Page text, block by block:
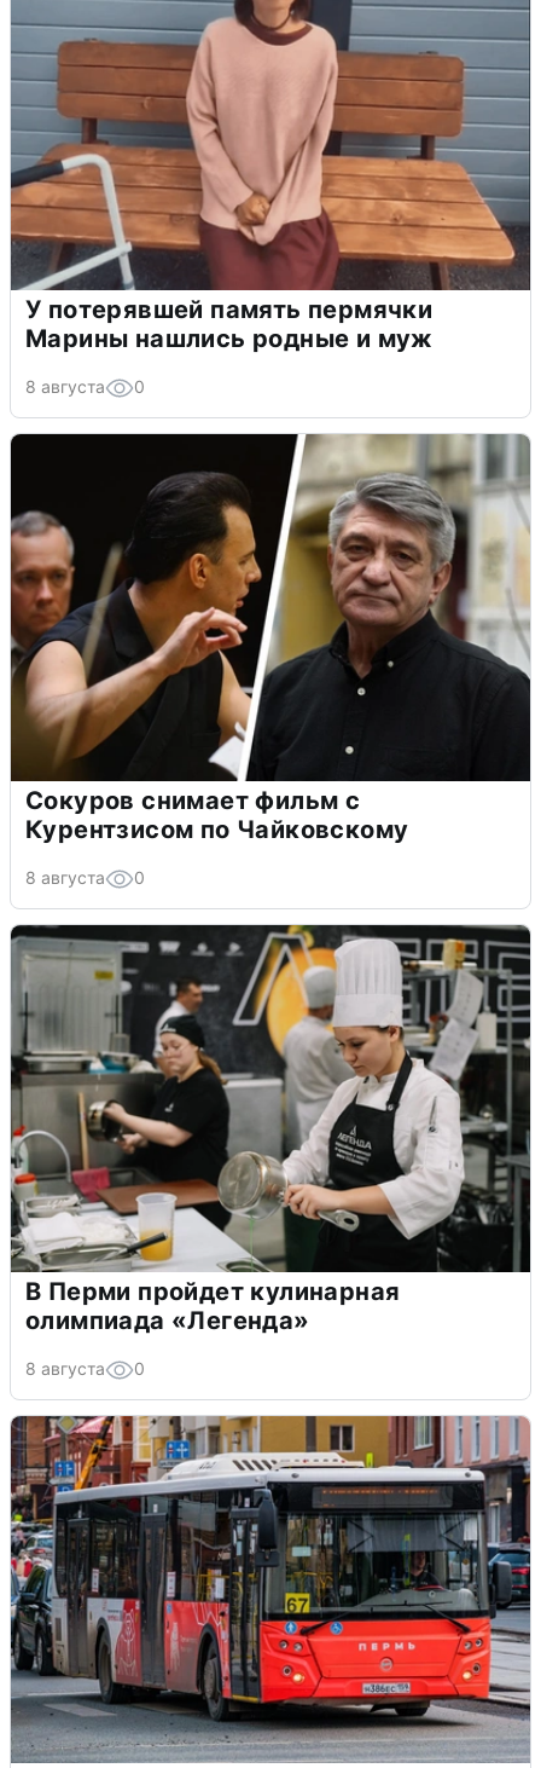
У потерявшей память пермячки
Марины нашлись родные и муж
8 августа 0
Сокуров снимает фильм с
Курентзисом по Чайковскому
8 августа 0
В Перми пройдет кулинарная
олимпиада «Легенда»
8 августа 0